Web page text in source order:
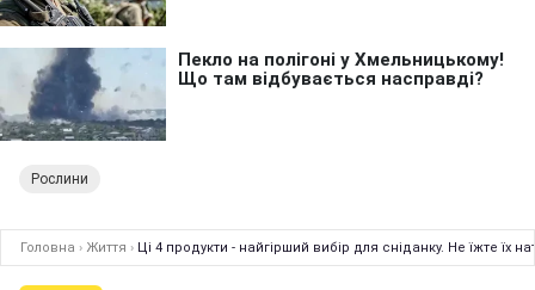
Рослини
Головна › Життя › Ці 4 продукти - найгірший вибір для сніданку. Не їжте їх